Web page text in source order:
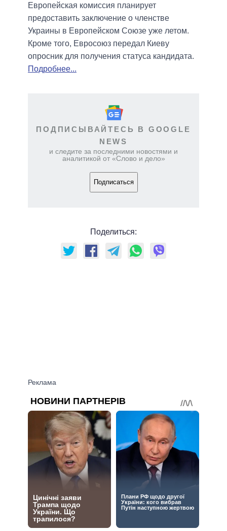
Европейская комиссия планирует
предоставить заключение о членстве
Украины в Европейском Союзе уже летом.
Кроме того, Евросоюз передал Киеву
опросник для получения статуса кандидата.
Подробнее...
ПОДПИСЫВАЙТЕСЬ В GOOGLE
NEWS
и следите за последними новостями и
аналитикой от «Слово и дело»
Подписаться
Поделиться: